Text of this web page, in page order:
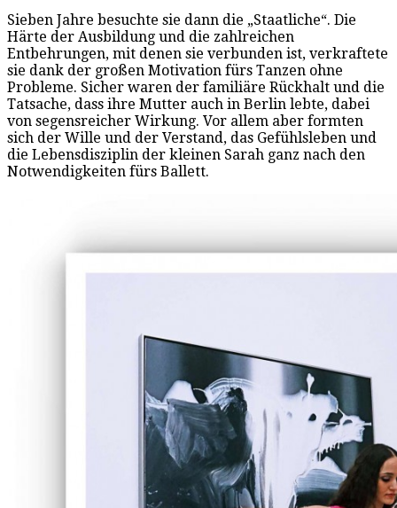
Sieben Jahre besuchte sie dann die „Staatliche“. Die
Härte der Ausbildung und die zahlreichen
Entbehrungen, mit denen sie verbunden ist, verkraftete
sie dank der großen Motivation fürs Tanzen ohne
Probleme. Sicher waren der familiäre Rückhalt und die
Tatsache, dass ihre Mutter auch in Berlin lebte, dabei
von segensreicher Wirkung. Vor allem aber formten
sich der Wille und der Verstand, das Gefühlsleben und
die Lebensdisziplin der kleinen Sarah ganz nach den
Notwendigkeiten fürs Ballett.